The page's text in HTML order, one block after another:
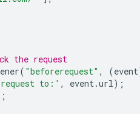
the request
( "beforerequest" , (event
to:' , event.url);